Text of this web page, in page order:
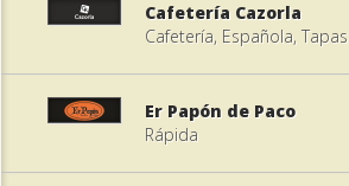
Cafetería Cazorla
Cafetería, Española, Tapas
Er Papón de Paco
Rápida